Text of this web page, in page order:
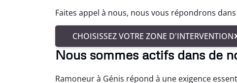
Faites appel à nous, nous vous répondrons
CHOISISSEZ VOTRE ZONE D'INTERVENTION
Nous sommes actifs dans de
Ramoneur à Génis répond à une exigence